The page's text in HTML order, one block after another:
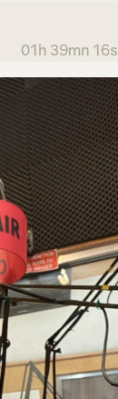
01h 39mn 16s